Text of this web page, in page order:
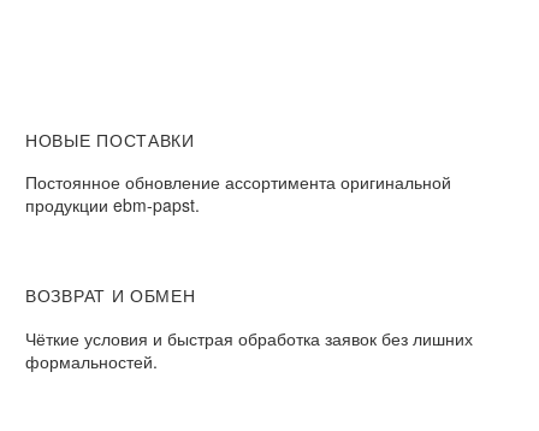
НОВЫЕ ПОСТАВКИ
Постоянное обновление ассортимента оригинальной
продукции ebm-papst.
ВОЗВРАТ И ОБМЕН
Чёткие условия и быстрая обработка заявок без лишних
формальностей.